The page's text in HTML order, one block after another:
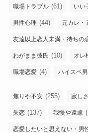
職場トラブル (61) いい
男性心理 (44) 元カレ・
友達以上恋人未満・待ちの
わがまま彼氏 (10) オレ
職場恋愛 (4) ハイスペ
焦りや不安 (255) 寂し
失恋 (137) 我慢や遠慮
恋愛したいと思えない・男